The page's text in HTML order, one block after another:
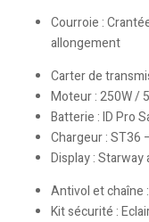
Courroie :
allongement
Carter de
Moteur : 250W /
Batterie : ID Pro
Chargeur : ST36
Display :
Antivol et chaîne
Kit sécurité :